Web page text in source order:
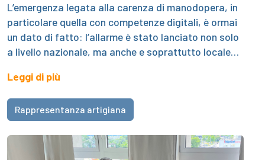
L’emergenza legata alla carenza di manodopera, in
particolare quella con competenze digitali, è ormai
un dato di fatto: l’allarme è stato lanciato non solo
a livello nazionale, ma anche e soprattutto locale…
Leggi di più
Rappresentanza artigiana